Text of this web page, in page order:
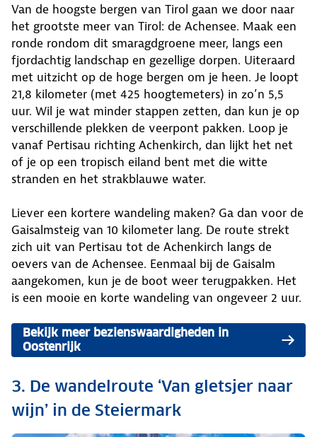
Van de hoogste bergen van Tirol gaan we door naar
het grootste meer van Tirol: de Achensee. Maak een
ronde rondom dit smaragdgroene meer, langs een
fjordachtig landschap en gezellige dorpen. Uiteraard
met uitzicht op de hoge bergen om je heen. Je loopt
21,8 kilometer (met 425 hoogtemeters) in zo’n 5,5
uur. Wil je wat minder stappen zetten, dan kun je op
verschillende plekken de veerpont pakken. Loop je
vanaf Pertisau richting Achenkirch, dan lijkt het net
of je op een tropisch eiland bent met die witte
stranden en het strakblauwe water.
Liever een kortere wandeling maken? Ga dan voor de
Gaisalmsteig van 10 kilometer lang. De route strekt
zich uit van Pertisau tot de Achenkirch langs de
oevers van de Achensee. Eenmaal bij de Gaisalm
aangekomen, kun je de boot weer terugpakken. Het
is een mooie en korte wandeling van ongeveer 2 uur.
Bekijk meer bezienswaardigheden in
Oostenrijk
3. De wandelroute ‘Van gletsjer naar
wijn’ in de Steiermark